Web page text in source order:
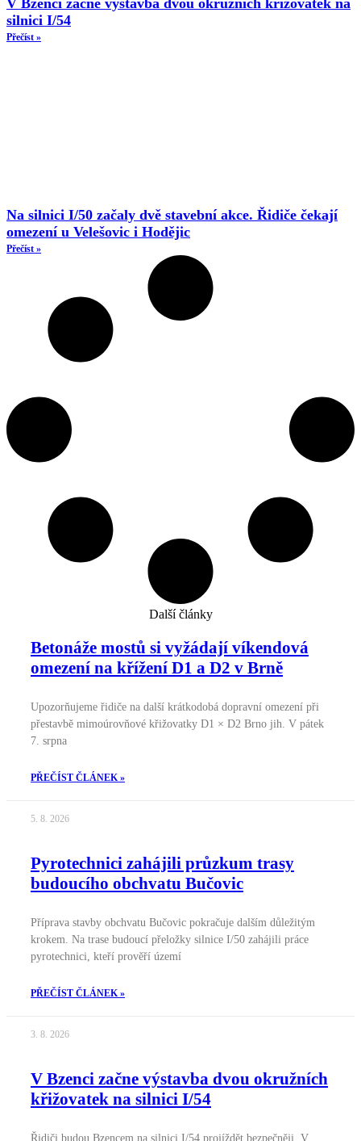
silnici I/54
Přečíst »
Na silnici I/50 začaly dvě stavební akce. Řidiče čekají
omezení u Velešovic i Hodějic
Přečíst »
Další články
Betonáže mostů si vyžádají víkendová
omezení na křížení D1 a D2 v Brně
Upozorňujeme řidiče na další krátkodobá dopravní omezení při
přestavbě mimoúrovňové křižovatky D1 × D2 Brno jih. V pátek
7. srpna
PŘEČÍST ČLÁNEK »
5. 8. 2026
Pyrotechnici zahájili průzkum trasy
budoucího obchvatu Bučovic
Příprava stavby obchvatu Bučovic pokračuje dalším důležitým
krokem. Na trase budoucí přeložky silnice I/50 zahájili práce
pyrotechnici, kteří prověří území
PŘEČÍST ČLÁNEK »
3. 8. 2026
V Bzenci začne výstavba dvou okružních
křižovatek na silnici I/54
Řidiči budou Bzencem na silnici I/54 projíždět bezpečněji. V